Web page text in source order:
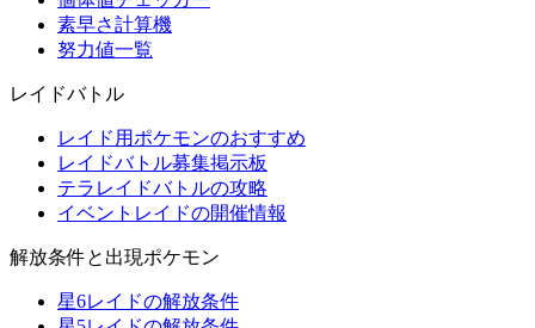
素早さ計算機
努力値一覧
レイドバトル
レイド用ポケモンのおすすめ
レイドバトル募集掲示板
テラレイドバトルの攻略
イベントレイドの開催情報
解放条件と出現ポケモン
星6レイドの解放条件